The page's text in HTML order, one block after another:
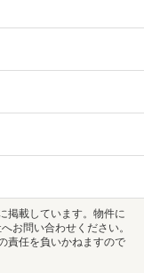
掲載しています。物件に
お問い合わせください。
責任を負いかねますので